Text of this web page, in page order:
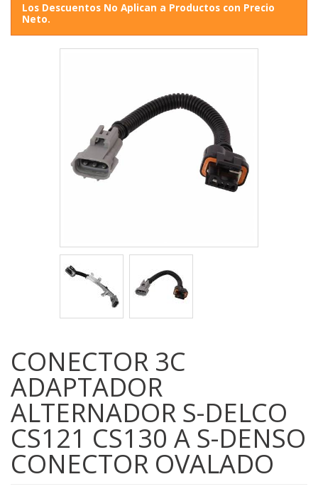
Los Descuentos No Aplican a Productos con Precio
Neto.
CONECTOR 3C
ADAPTADOR
ALTERNADOR S-DELCO
CS121 CS130 A S-DENSO
CONECTOR OVALADO